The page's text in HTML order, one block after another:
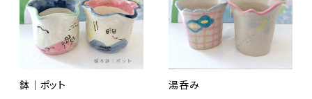
鉢｜ポット
湯呑み